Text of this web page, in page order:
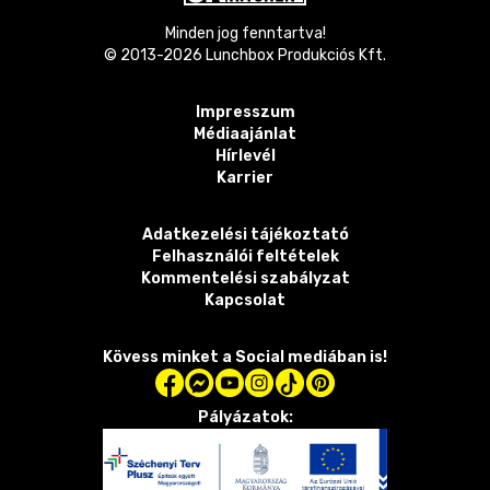
Minden jog fenntartva!
© 2013-2026 Lunchbox Produkciós Kft.
Impresszum
Médiaajánlat
Hírlevél
Karrier
Adatkezelési tájékoztató
Felhasználói feltételek
Kommentelési szabályzat
Kapcsolat
Kövess minket a Social mediában is!
Pályázatok: